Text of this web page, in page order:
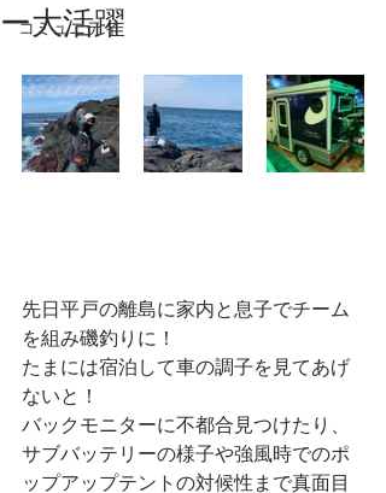
コミュニティ
ー大活躍
先日平戸の離島に家内と息子でチーム
を組み磯釣りに！
たまには宿泊して車の調子を見てあげ
ないと！
バックモニターに不都合見つけたり、
サブバッテリーの様子や強風時でのポ
ップアップテントの対候性まで真面目